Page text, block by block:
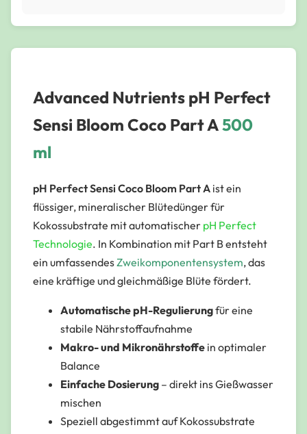
Advanced Nutrients pH Perfect
Sensi Bloom Coco Part A500
ml
pH Perfect Sensi Coco Bloom Part A ist ein
flüssiger, mineralischer Blütedünger für
Kokossubstrate mit automatischer pH Perfect
Technologie. In Kombination mit Part B entsteht
ein umfassendesZweikomponentensystem, das
eine kräftige und gleichmäßige Blüte fördert.
Automatische pH-Regulierungfür eine
stabile Nährstoffaufnahme
Makro- und Mikronährstoffe in optimaler
Balance
Einfache Dosierung – direkt ins Gießwasser
mischen
Speziell abgestimmt auf Kokossubstrate